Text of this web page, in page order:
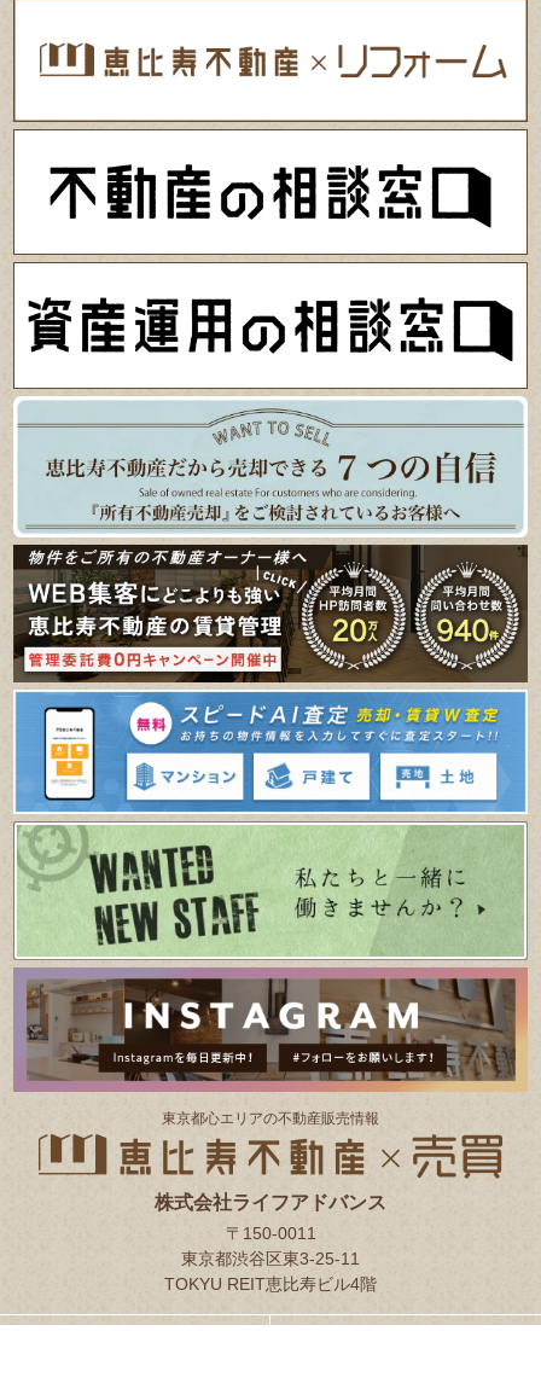
東京都⼼エリアの不動産販売情報
株式会社ライフアドバンス
〒150-0011
東京都渋谷区東3-25-11
TOKYU REIT恵比寿ビル4階